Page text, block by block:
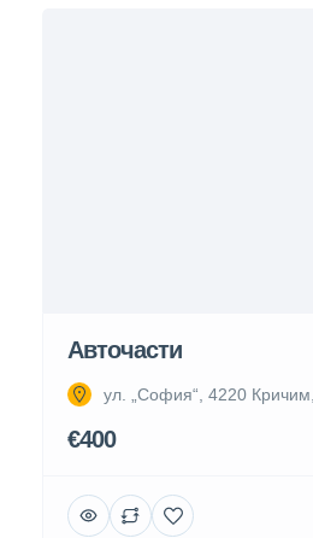
Авточасти
ул. „София“, 4220
€400